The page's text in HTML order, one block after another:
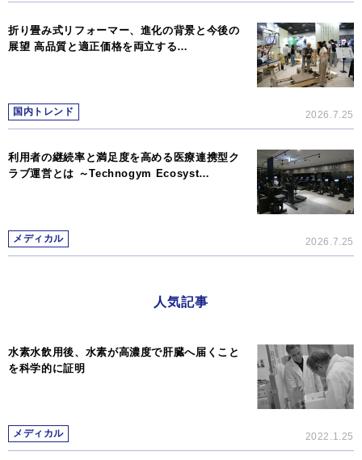
折り畳み式リフォーマー、進化の背景と今後の
展望 高品質と適正価格を両立する…
国内トレンド 2026.7.25
利用者の継続率と満足度を高める医療連携型ク
ラブ運営とは ～Technogym Ecosyst…
メディカル 2026.7.25
人気記事
水素水飲用後、水素が高濃度で肝臓へ届くこと
を科学的に証明
メディカル 2022.1.25